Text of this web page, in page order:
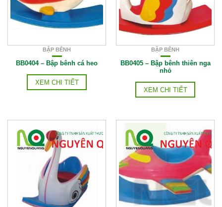
BẬP BÊNH
BB0404 – Bập bênh cá heo
XEM CHI TIẾT
BẬP BÊNH
BB0405 – Bập bênh thiên nga
nhỏ
XEM CHI TIẾT